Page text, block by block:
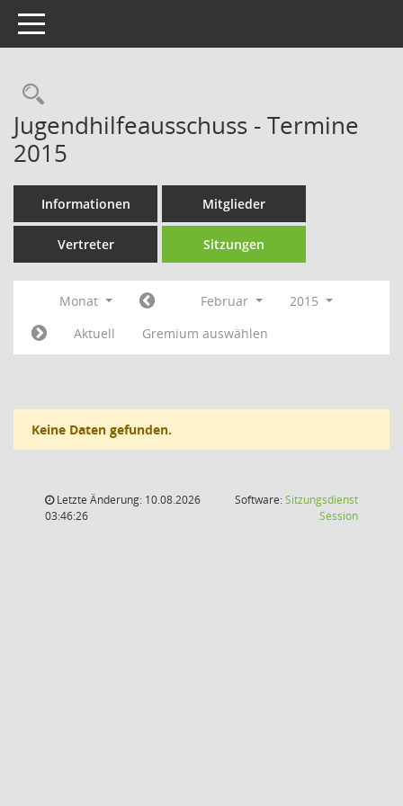
Toggle navigation
Rechercheauswahl
Jugendhilfeausschuss - Termine
2015
Informationen Mitglieder
Vertreter Sitzungen
Monat Februar
2015
Aktuell
Gremium auswählen
Keine Daten gefunden.
Letzte Änderung: 10.08.2026
03:46:26
Software:Sitzungsdienst
Session(Wird in